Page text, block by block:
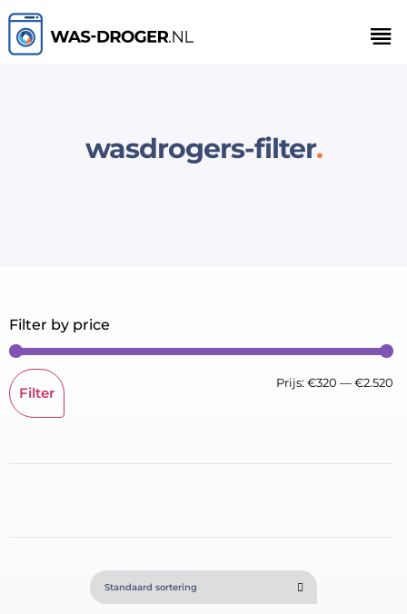
wasdrogers-filter
Filter by price
Filter
Prijs: €320 —€2.520